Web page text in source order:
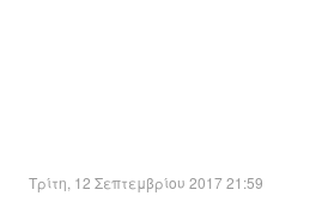
ΟΙΚΟΝΟΜΊΑ
Τρίτη, 12 Σεπτεμβρίου 2017 21:59